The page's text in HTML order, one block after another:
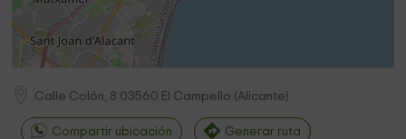
Calle Colón, 8 03560 El Campello (Alicante)
Compartir ubicación Generar ruta